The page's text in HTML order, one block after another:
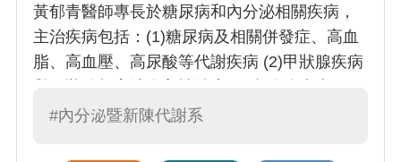
黃郁青醫師專長於糖尿病和內分泌相關疾病，
主治疾病包括：(1)糖尿病及相關併發症、高血
脂、高血壓、高尿酸等代謝疾病 (2)甲狀腺疾病
跨性別賀爾蒙治療等。
#內分泌暨新陳代謝系